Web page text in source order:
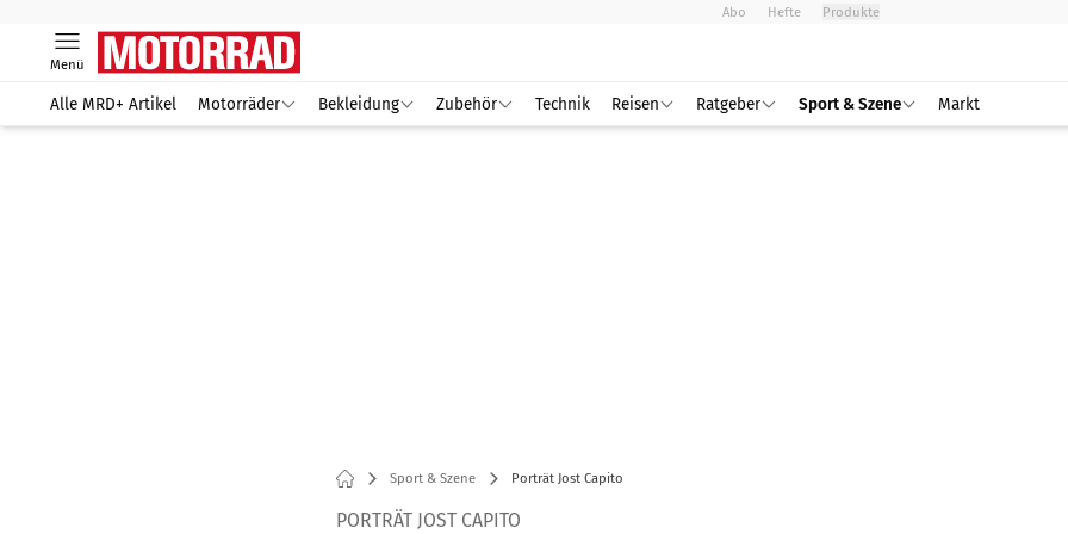
Abo Hefte Produkte
Menü
Alle MRD+ Artikel Motorräder Bekleidung Zubehör Technik Reisen Ratgeber Sport & Szene Markt
Sport & Szene Porträt Jost Capito
PORTRÄT JOST CAPITO